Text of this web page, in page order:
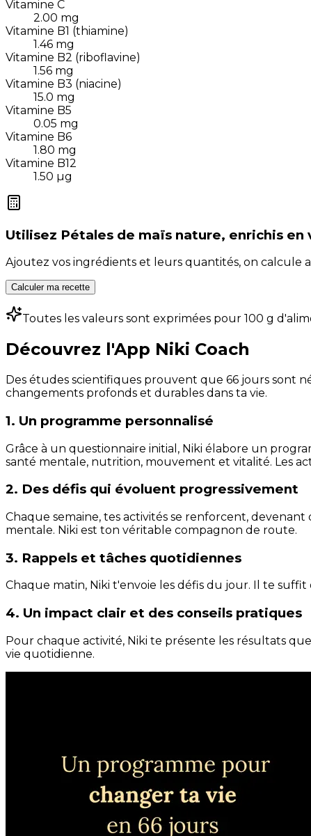
Vitamine C
2.00 mg
Vitamine B1 (thiamine)
1.46 mg
Vitamine B2 (riboflavine)
1.56 mg
Vitamine B3 (niacine)
15.0 mg
Vitamine B5
0.05 mg
Vitamine B6
1.80 mg
Vitamine B12
1.50 µg
Utilisez Pétales de maïs nature, enrichis
Ajoutez vos ingrédients et leurs quantités, on
Calculer ma recette
Toutes les valeurs sont exprimées pour 100 g
Découvrez l'App Niki Coach
Des études scientifiques prouvent que 66 jours sont
changements profonds et durables dans ta vie.
1. Un programme personnalisé
Grâce à un questionnaire initial, Niki élabore un
santé mentale, nutrition, mouvement et vitalité. Les
2. Des défis qui évoluent progressivement
Chaque semaine, tes activités se renforcent,
mentale. Niki est ton véritable compagnon de route.
3. Rappels et tâches quotidiennes
Chaque matin, Niki t'envoie les défis du jour. Il te
4. Un impact clair et des conseils pratiques
Pour chaque activité, Niki te présente les résultats
vie quotidienne.